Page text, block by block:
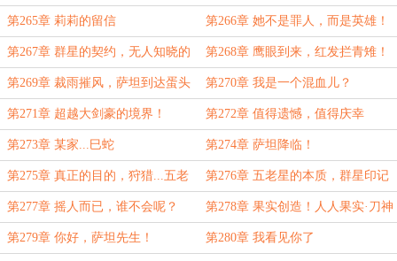
第265章 莉莉的留信 第266章 她不是罪人，而是英雄！
第267章 群星的契约，无人知晓的
浪潮！
第268章 鹰眼到来，红发拦青雉！
第269章 裁雨摧风，萨坦到达蛋头
岛！
第270章 我是一个混血儿？
第271章 超越大剑豪的境界！ 第272章 值得遗憾，值得庆幸
第273章 某家...巳蛇 第274章 萨坦降临！
第275章 真正的目的，狩猎...五老
星？
第276章 五老星的本质，群星印记
显现！
第277章 摇人而已，谁不会呢？ 第278章 果实创造！人人果实·刀神
形态！
第279章 你好，萨坦先生！ 第280章 我看见你了